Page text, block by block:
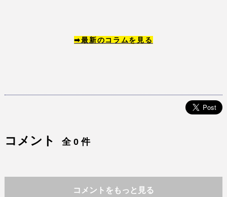
➡最新のコラムを見る
コメント 全 0 件
コメントをもっと見る